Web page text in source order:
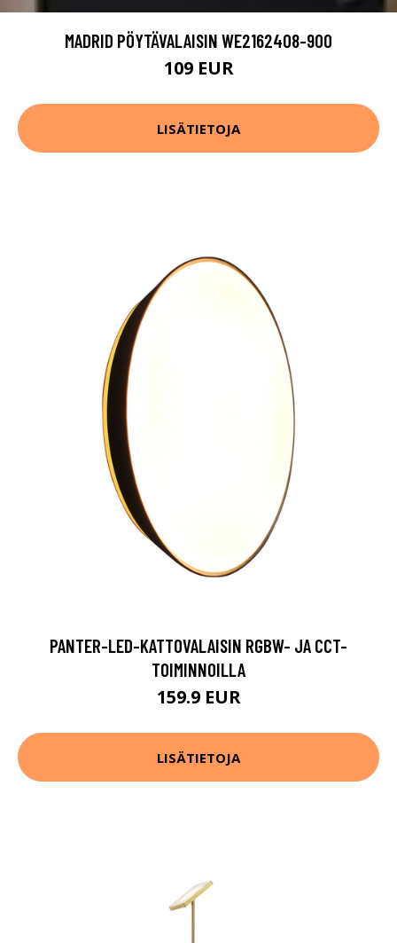
MADRID PÖYTÄVALAISIN WE2162408-900
109 EUR
LISÄTIETOJA
PANTER-LED-KATTOVALAISIN RGBW- JA CCT-
TOIMINNOILLA
159.9 EUR
LISÄTIETOJA